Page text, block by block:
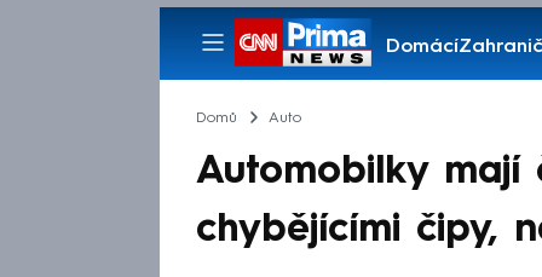
Domácí
Pořady
Domů Auto
Automobilky mají
chybějícími čipy,